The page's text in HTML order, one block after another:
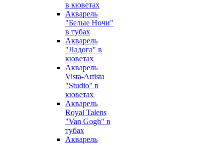
в кюветах
Акварель
"Белые Ночи"
в тубах
Акварель
"Ладога" в
кюветах
Акварель
Vista-Artista
"Studio" в
кюветах
Акварель
Royal Talens
"Van Gogh" в
тубах
Акварель